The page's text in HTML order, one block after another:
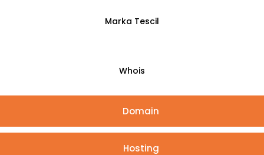
Marka Tescil
Whois
Domain
Hosting